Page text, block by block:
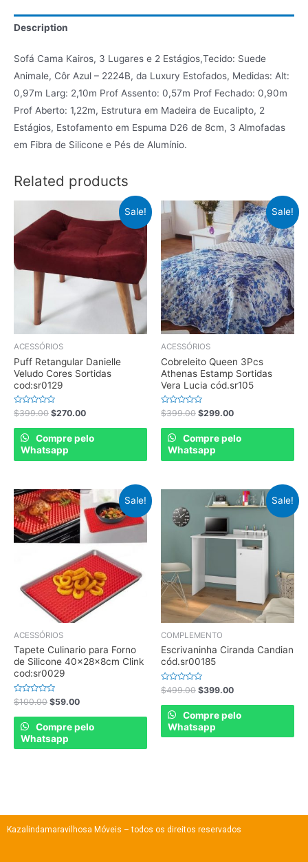
Description
Sofá Cama Kairos, 3 Lugares e 2 Estágios,Tecido: Suede
Animale, Côr Azul – 2224B, da Luxury Estofados, Medidas: Alt:
0,97m Larg: 2,10m Prof Assento: 0,57m Prof Fechado: 0,90m
Prof Aberto: 1,22m, Estrutura em Madeira de Eucalipto, 2
Estágios, Estofamento em Espuma D26 de 8cm, 3 Almofadas
em Fibra de Silicone e Pés de Alumínio.
Related products
Sale!
ACESSÓRIOS
Puff Retangular Danielle
Veludo Cores Sortidas
cod:sr0129
Rated
0
out
$399.00 $270.00
Compre pelo
Whatsapp
Sale!
ACESSÓRIOS
Cobreleito Queen 3Pcs
Athenas Estamp Sortidas
Vera Lucia cód.sr105
Rated
0
out
$399.00 $299.00
Compre pelo
Whatsapp
Sale!
ACESSÓRIOS
Tapete Culinario para Forno
de Silicone 40x28x8cm Clink
cod:sr0029
Rated
0
out
$100.00 $59.00
Compre pelo
Whatsapp
Sale!
COMPLEMENTO
Escrivaninha Ciranda Candian
cód.sr00185
Rated
0
out
$499.00 $399.00
Compre pelo
Whatsapp
Kazalindamaravilhosa Móveis – todos os direitos reservados